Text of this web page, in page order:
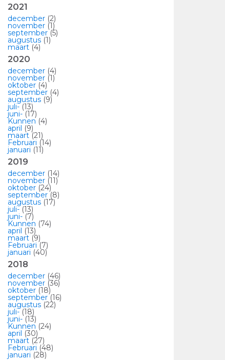
2021
december (2)
november (1)
september(5)
augustus (1)
maart (4)
2020
december (4)
november (1)
oktober (4)
september (4)
augustus (9)
juli-(13)
juni-(17)
Kunnen (4)
april (9)
maart (21)
Februari (14)
januari (11)
2019
december (14)
november (11)
oktober (24)
september(8)
augustus (17)
juli-(13)
juni-(7)
Kunnen (74)
april (13)
maart (9)
Februari (7)
januari (40)
2018
december (46)
november (36)
oktober (18)
september(16)
augustus (22)
juli-(18)
juni-(13)
Kunnen (24)
april (30)
maart (27)
Februari (48)
januari (28)